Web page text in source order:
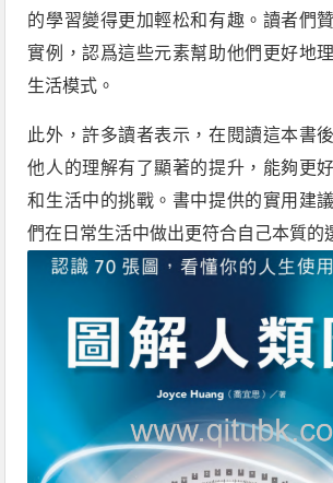
的學習變得更加輕松和有趣。讀者們
實例，認爲這些元素幫助他們更好地
生活模式。
此外，許多讀者表示，在閱讀這本書
他人的理解有了顯著的提升，能夠更
和生活中的挑戰。書中提供的實用建
們在日常生活中做出更符合自己本質的